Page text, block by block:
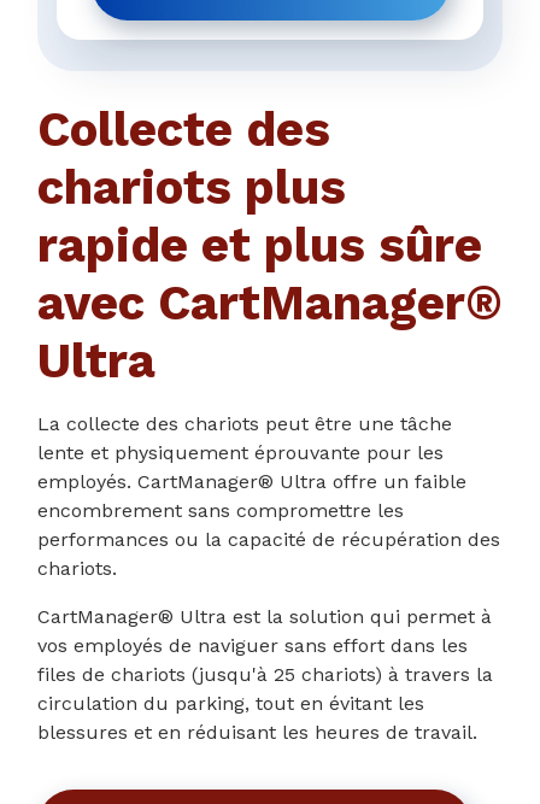
Collecte des
chariots plus
rapide et plus sûre
avec CartManager®
Ultra
La collecte des chariots peut être une tâche
lente et physiquement éprouvante pour les
employés. CartManager® Ultra offre un faible
encombrement sans compromettre les
performances ou la capacité de récupération des
chariots.
CartManager® Ultra est la solution qui permet à
vos employés de naviguer sans effort dans les
files de chariots (jusqu'à 25 chariots) à travers la
circulation du parking, tout en évitant les
blessures et en réduisant les heures de travail.